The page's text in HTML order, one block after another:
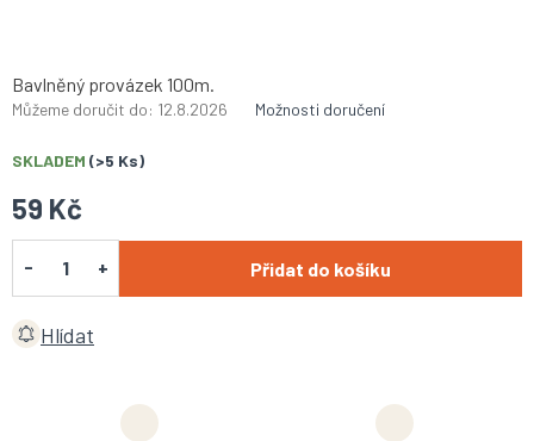
59 Kč
SKLADEM (>5 Ks)
Můžeme doručit do: 12.8.2026 Možnosti doručení
Přidat do košíku
Bavlněný provázek 100m.
Hlídat